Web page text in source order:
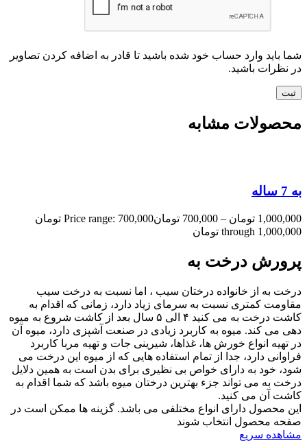
شما باید وارد حساب خود شده باشید تا قادر به اضافه کردن تصاویر
در نظرات باشید.
محصولات مشابه
به 7 ساله
1,000,000 تومان –
700,000 تومان
Price range: 700,000 تومان
through 1,000,000 تومان
پرورش درخت به
درخت به از خانواده درختان سیب ، اما نسبت به درخت سیب
مقاومت کمتری نسبت به سرمای زیاد دارد، زمانی که اقدام به
کاشت درخت به می کنید ۴ الی ۵ سال بعد از کاشت شروع به میوه
دهی می کند. میوه به کاربرد زیادی در صنعت آشپزی دارد، میوه آن
در تهیه انواع خورش ها، غذاها، شیرینی جات و تهیه مربا کاربرد
فراوانی دارد، جدا از تمام استفاده هایی که از میوه این درخت می
شود، خود به دارای خواص بی نظیری برای بدن است به همین دلایل
درخت به می تواند جزء بهترین درختان میوه باشد که شما اقدام به
کاشت آن می کنید.
این محصول دارای انواع مختلفی می باشد. گزینه ها ممکن است در
صفحه محصول انتخاب شوند
مشاهده سریع